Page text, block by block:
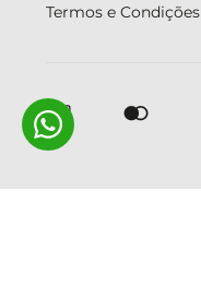
Termos e Condições